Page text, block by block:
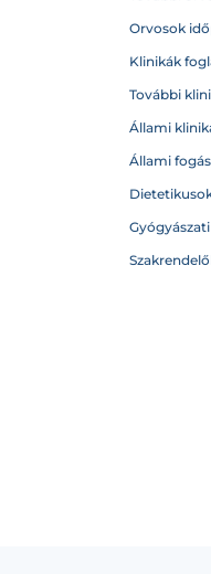
Orvosok
Klinikák
További
Állami
Állami